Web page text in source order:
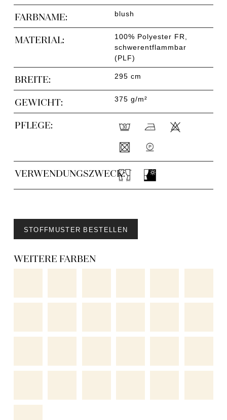
FARBNAME: blush
MATERIAL:
100% Polyester FR,
schwerentflammbar
(PLF)
BREITE: 295 cm
GEWICHT: 375 g/m²
PFLEGE:
VERWENDUNGSZWECK:
STOFFMUSTER BESTELLEN
WEITERE FARBEN